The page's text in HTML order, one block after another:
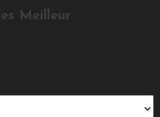
Meilleur